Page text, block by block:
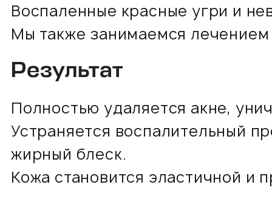
Воспаленные красные угри и
Мы также занимаемся
Результат
Полностью удаляется акне,
Устраняется воспалительный
жирный блеск.
Кожа становится эластичной и